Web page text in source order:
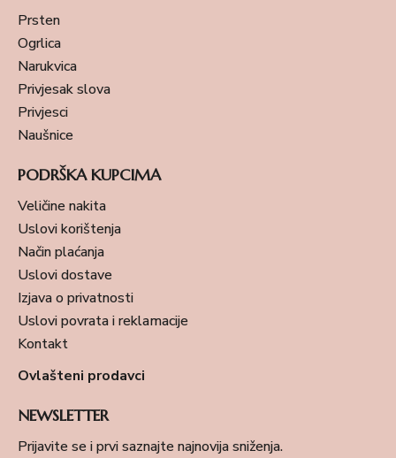
Prsten
Ogrlica
Narukvica
Privjesak slova
Privjesci
Naušnice
PODRŠKA KUPCIMA
Veličine nakita
Uslovi korištenja
Način plaćanja
Uslovi dostave
Izjava o privatnosti
Uslovi povrata i reklamacije
Kontakt
Ovlašteni prodavci
NEWSLETTER
Prijavite se i prvi saznajte najnovija sniženja.